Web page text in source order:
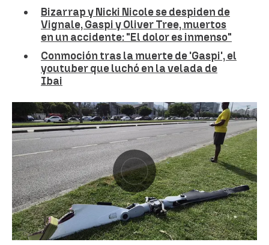
Bizarrap y Nicki Nicole se despiden de
Vignale, Gaspi y Oliver Tree, muertos
en un accidente: "El dolor es inmenso"
Conmoción tras la muerte de 'Gaspi', el
youtuber que luchó en la velada de
Ibai